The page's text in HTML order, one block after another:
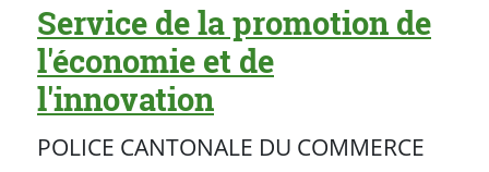
Service de la promotion de
l'économie et de
l'innovation
POLICE CANTONALE DU COMMERCE